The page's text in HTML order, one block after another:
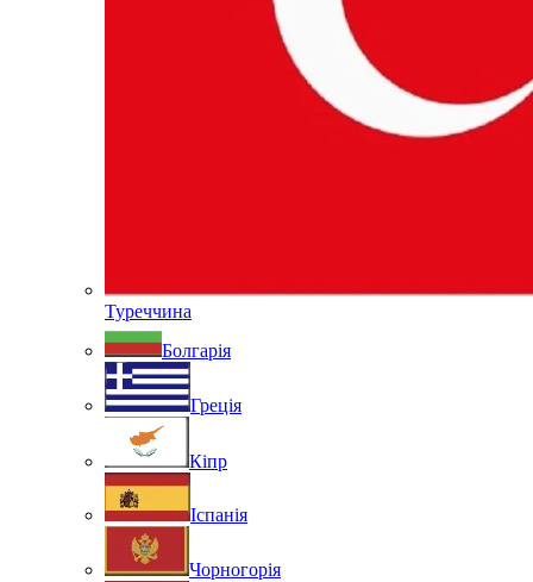
Туреччина
Болгарія
Греція
Кіпр
Іспанія
Чорногорія